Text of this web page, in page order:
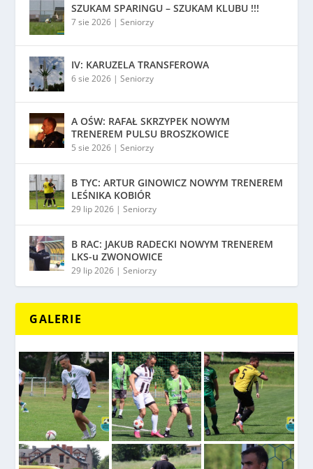
SZUKAM SPARINGU – SZUKAM KLUBU !!!
7 sie 2026 |Seniorzy
IV: KARUZELA TRANSFEROWA
6 sie 2026 |Seniorzy
A OŚW: RAFAŁ SKRZYPEK NOWYM
TRENEREM PULSU BROSZKOWICE
5 sie 2026 |Seniorzy
B TYC: ARTUR GINOWICZ NOWYM TRENEREM
LEŚNIKA KOBIÓR
29 lip 2026 |Seniorzy
B RAC: JAKUB RADECKI NOWYM TRENEREM
LKS-u ZWONOWICE
29 lip 2026 |Seniorzy
GALERIE